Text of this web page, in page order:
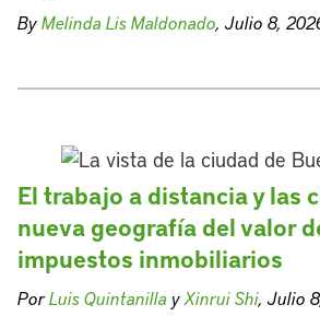
ByMelinda Lis Maldonado, Julio 8,
El trabajo a distancia y las
nueva geografía del valor
impuestos inmobiliarios
PorLuis Quintanilla yXinrui Shi, Julio